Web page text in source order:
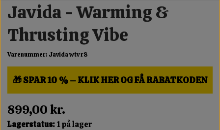
Javida - Warming &
Thrusting Vibe
Varenummer: Javida wtv r8
🎁 SPAR 10 % – KLIK HER OG FÅ RABATKODEN
899,00 kr.
Lagerstatus:1 på lager